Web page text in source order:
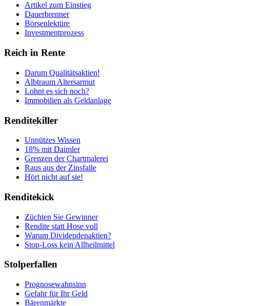
Artikel zum Einstieg
Dauerbrenner
Börsenlektüre
Investmentprozess
Reich in Rente
Darum Qualitätsaktien!
Albtraum Altersarmut
Lohnt es sich noch?
Immobilien als Geldanlage
Renditekiller
Unnützes Wissen
18% mit Daimler
Grenzen der Chartmalerei
Raus aus der Zinsfalle
Hört nicht auf sie!
Renditekick
Züchten Sie Gewinner
Rendite statt Hose voll
Warum Dividendenaktien?
Stop-Loss kein Allheilmittel
Stolperfallen
Prognosewahnsinn
Gefahr für Ihr Geld
Bärenmärkte